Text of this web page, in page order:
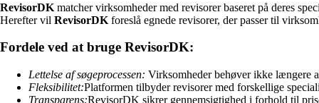
RevisorDK matcher virksomheder med revisorer baseret på deres
Herefter vil RevisorDK foreslå egnede revisorer, der passer til
Fordele ved at bruge RevisorDK:
Lettelse af søgeprocessen: Virksomheder behøver ikke længere
Fleksibilitet:Platformen tilbyder revisorer med forskellige
Transparens:RevisorDK sikrer gennemsigtighed i forhold til